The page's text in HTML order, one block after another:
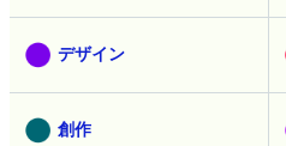
デザイン
創作